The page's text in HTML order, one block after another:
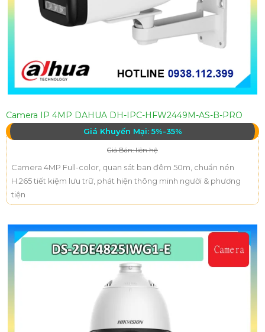
Camera IP 4MP DAHUA DH-IPC-HFW2449M-AS-B-PRO
Giá Khuyến Mại: 5%-35%
Giá Bán: liên hệ
Camera 4MP Full-color, quan sát ban đêm 50m, chuẩn nén
H.265 tiết kiệm lưu trữ, phát hiện thông minh người & phương
tiện